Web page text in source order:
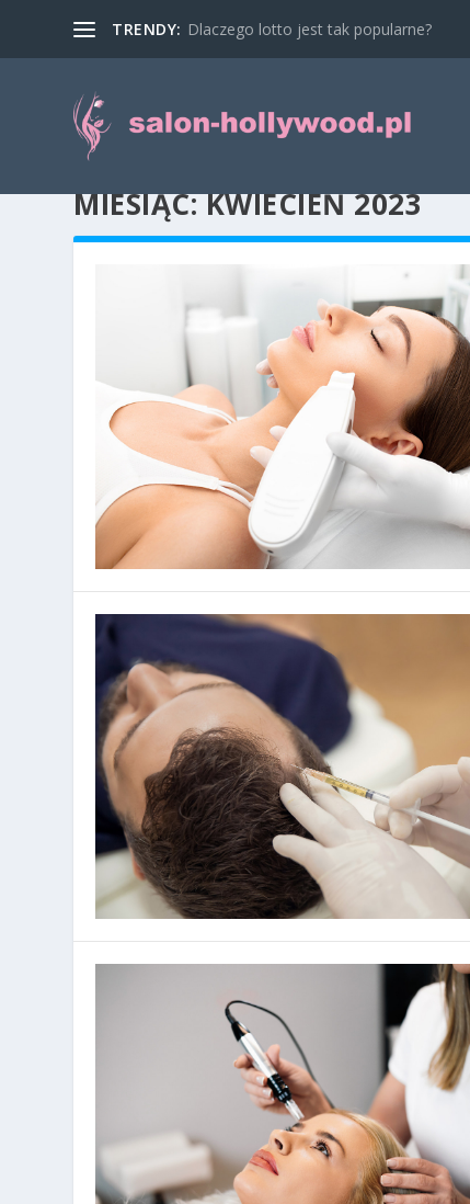
TRENDY: Dlaczego lotto jest tak popularne?
MIESIĄC:KWIECIEŃ 2023